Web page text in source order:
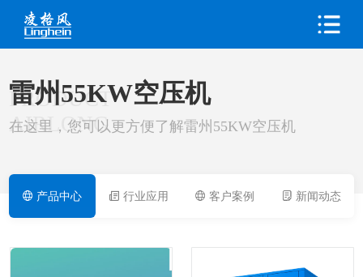
PRODUCT
AIRLONG
雷州55KW空压机
在这里，您可以更方便了解雷州55KW空压机
产品中心 行业应用 客户案例 新闻动态